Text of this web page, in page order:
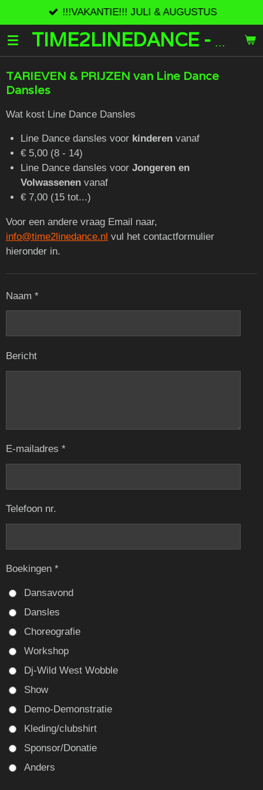
direct
naar
de
hoofdinhoud
TIME2LINEDANCE - T2LD
!!!VAKANTIE!!! JULI & AUGUSTUS
TARIEVEN & PRIJZEN van Line Dance
Dansles
Wat kost Line Dance Dansles
Line Dance dansles voor kinderen vanaf
€ 5,00 (8 - 14)
Line Dance dansles voor Jongeren en
Volwassenen vanaf
€ 7,00 (15 tot...)
Voor een andere vraag Email naar,
info@time2linedance.nl vul het contactformulier
hieronder in.
Naam *
Bericht
E-mailadres *
Telefoon nr.
Boekingen *
Dansavond
Dansles
Choreografie
Workshop
Dj-Wild West Wobble
Show
Demo-Demonstratie
Kleding/clubshirt
Sponsor/Donatie
Anders